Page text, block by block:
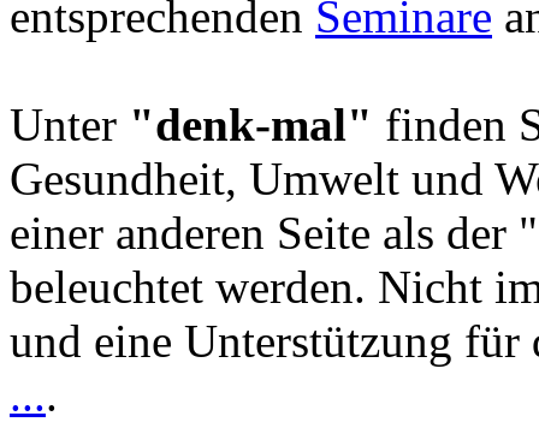
entsprechenden Seminare
Unter "denk-mal" finden
Gesundheit, Umwelt und
einer anderen Seite als
beleuchtet werden. Nicht
und eine Unterstützung
....